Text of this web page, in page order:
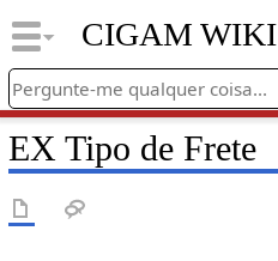
CIGAM WIKI
EX Tipo de Frete